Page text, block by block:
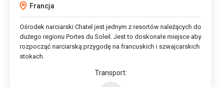
Francja
Ośrodek narciarski Chatel jest jednym z resortów należących do
dużego regionu Portes du Soleil. Jest to doskonałe miejsce aby
rozpocząć narciarską przygodę na francuskich i szwajcarskich
stokach.
Transport: